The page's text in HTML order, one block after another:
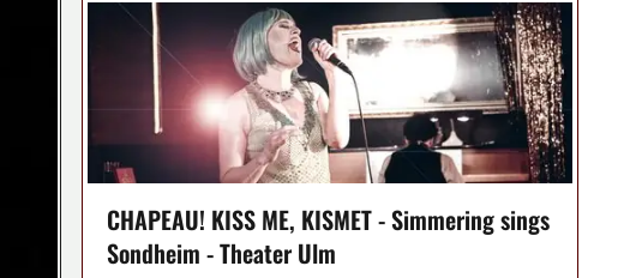
CHAPEAU! KISS ME, KISMET - Simmering sings
Sondheim - Theater Ulm